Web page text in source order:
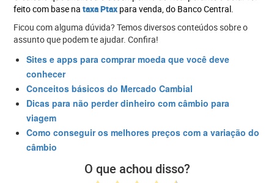
feito com base na taxa Ptax para venda, do Banco Central.
Ficou com alguma dúvida? Temos diversos conteúdos sobre o
assunto que podem te ajudar. Confira!
Sites e apps para comprar moeda que você deve
conhecer
Conceitos básicos do Mercado Cambial
Dicas para não perder dinheiro com câmbio para
viagem
Como conseguir os melhores preços com a variação do
câmbio
O que achou disso?